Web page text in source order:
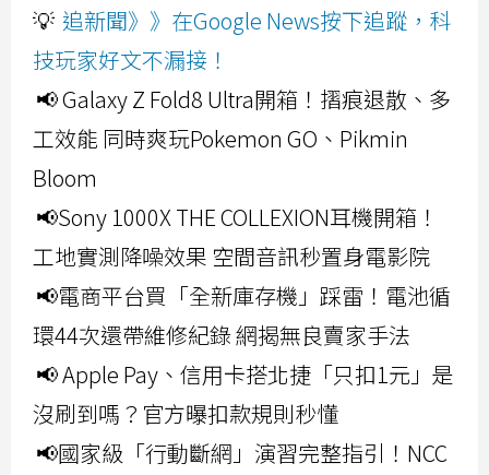
💡 追新聞》》在Google News按下追蹤，科
技玩家好文不漏接！
📢 Galaxy Z Fold8 Ultra開箱！摺痕退散、多
工效能 同時爽玩Pokemon GO、Pikmin
Bloom
📢Sony 1000X THE COLLEXION耳機開箱！
工地實測降噪效果 空間音訊秒置身電影院
📢電商平台買「全新庫存機」踩雷！電池循
環44次還帶維修紀錄 網揭無良賣家手法
📢 Apple Pay、信用卡搭北捷「只扣1元」是
沒刷到嗎？官方曝扣款規則秒懂
📢國家級「行動斷網」演習完整指引！NCC